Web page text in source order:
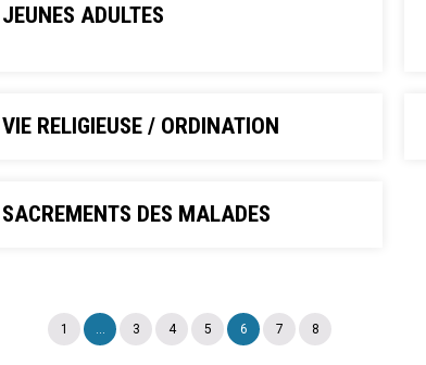
JEUNES ADULTES
VIE RELIGIEUSE / ORDINATION
SACREMENTS DES MALADES
1 ... 3 4 5 6 7 8